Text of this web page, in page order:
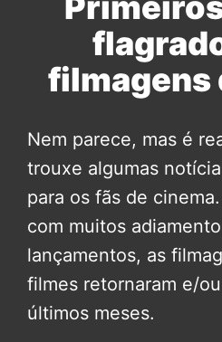
filmagens
Nem parece, mas é
trouxe algumas
para os fãs de
com muitos
lançamentos, as
filmes retornaram e/
últimos meses.